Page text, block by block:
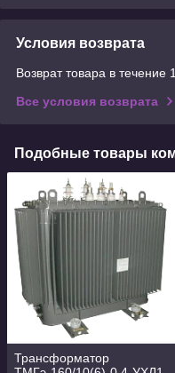
Условия возврата
Возврат товара в течение
Все условия возврата
Подобные товары
Трансформатор